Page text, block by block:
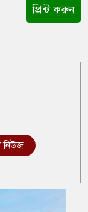
প্রিন্ট করুন
নিউজ